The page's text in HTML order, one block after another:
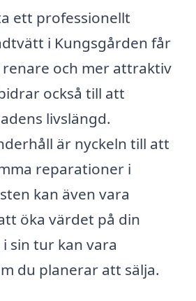
ett professionellt
i Kungsgården får
och mer attraktiv
också till att
livslängd.
är nyckeln till att
reparationer i
kan även vara
öka värdet på din
sin tur kan vara
du planerar att sälja.